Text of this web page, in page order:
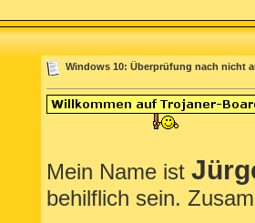
Windows 10: Überprüfung nach nicht
Mein Name ist
behilflich sein.